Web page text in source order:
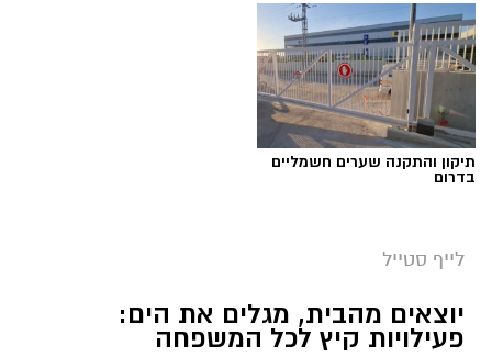
תיקון והתקנה שערים חשמליים
בדרום
לייף סטייל
יוצאים מהבית, מגלים את הים:
פעילויות קיץ לכל המשפחה